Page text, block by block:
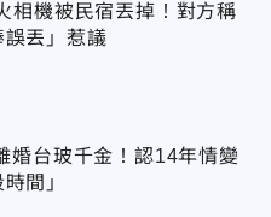
相機被民宿丟掉！對方稱
誤丟」惹議
婚台玻千金！認14年情變
間」